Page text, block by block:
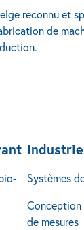
reconnu et
de
Industrie
Systèmes
Conception
de mesures